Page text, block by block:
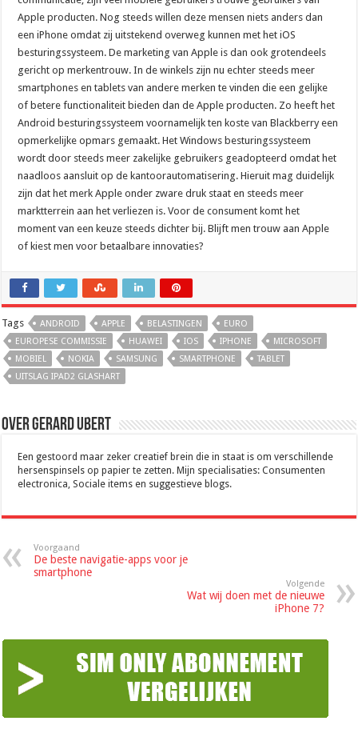
Apple producten. Nog steeds willen deze mensen niets anders dan
een iPhone omdat zij uitstekend overweg kunnen met het iOS
besturingssysteem. De marketing van Apple is dan ook grotendeels
gericht op merkentrouw. In de winkels zijn nu echter steeds meer
smartphones en tablets van andere merken te vinden die een gelijke
of betere functionaliteit bieden dan de Apple producten. Zo heeft het
Android besturingssysteem voornamelijk ten koste van Blackberry een
opmerkelijke opmars gemaakt. Het Windows besturingssysteem
wordt door steeds meer zakelijke gebruikers geadopteerd omdat het
naadloos aansluit op de kantoorautomatisering. Hieruit mag duidelijk
zijn dat het merk Apple onder zware druk staat en steeds meer
marktterrein aan het verliezen is. Voor de consument komt het
moment van een keuze steeds dichter bij. Blijft men trouw aan Apple
of kiest men voor betaalbare innovaties?
Tags ANDROID APPLE BELASTINGEN
EURO
EUROPESE COMMISSIE
HUAWEI IOS IPHONE
MICROSOFT
MOBIEL
NOKIA SAMSUNG SMARTPHONE
TABLET
UITSLAG IPAD2 GLASHART
Over Gerard Ubert
Een gestoord maar zeker creatief brein die in staat is om verschillende
hersenspinsels op papier te zetten. Mijn specialisaties: Consumenten
electronica, Sociale items en suggestieve blogs.
Voorgaand
De beste navigatie-apps voor je
smartphone
Volgende
Wat wij doen met de nieuwe
iPhone 7?